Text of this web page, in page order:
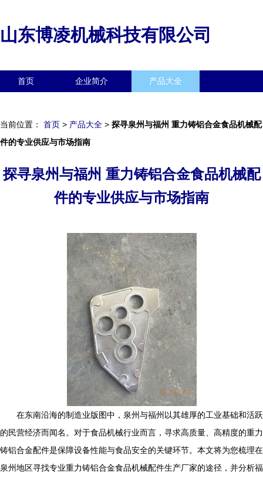
山东博凌机械科技有限公司
首页 企业简介 产品大全
当前位置： 首页 > 产品大全 > 探寻泉州与福州 重力铸铝合金食品机械配
件的专业供应与市场指南
探寻泉州与福州 重力铸铝合金食品机械配
件的专业供应与市场指南
在东南沿海的制造业版图中，泉州与福州以其雄厚的工业基础和活跃
的民营经济而闻名。对于食品机械行业而言，寻求高质量、高精度的重力
铸铝合金配件是保障设备性能与食品安全的关键环节。本文将为您梳理在
泉州地区寻找专业重力铸铝合金食品机械配件生产厂家的途径，并分析福